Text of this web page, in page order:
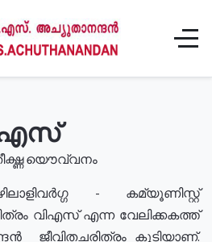
യൌവ്വനം
- കമ്യൂണിസ്റ്റ്
വിഎസ് എന്ന വേലിക്കകത്ത്
ജീവിതചരിത്രം കൂടിയാണ്.